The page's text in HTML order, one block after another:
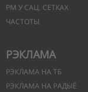
РМ У САЦ. СЕТКАХ
ЧАСТОТЫ
РЭКЛАМА
РЭКЛАМА НА ТБ
РЭКЛАМА НА РАДЫЁ